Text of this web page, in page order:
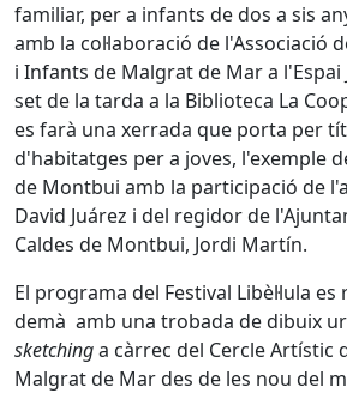
familiar, per a infants de dos a sis
amb la col·laboració de l'Associació
i Infants de Malgrat de Mar a l'Espai
set de la tarda a la Biblioteca La
es farà una xerrada que porta per
d'habitatges per a joves, l'exemple
de Montbui amb la participació de
David Juárez i del regidor de
Caldes de Montbui, Jordi Martín.
El programa del Festival Libèl·lula
demà amb una trobada de dibuix
sketchinga càrrec del Cercle Artístic
Malgrat de Mar des de les nou del